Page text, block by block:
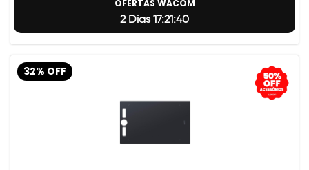
OFERTAS WACOM
2 Dias 17:21:39
32% OFF